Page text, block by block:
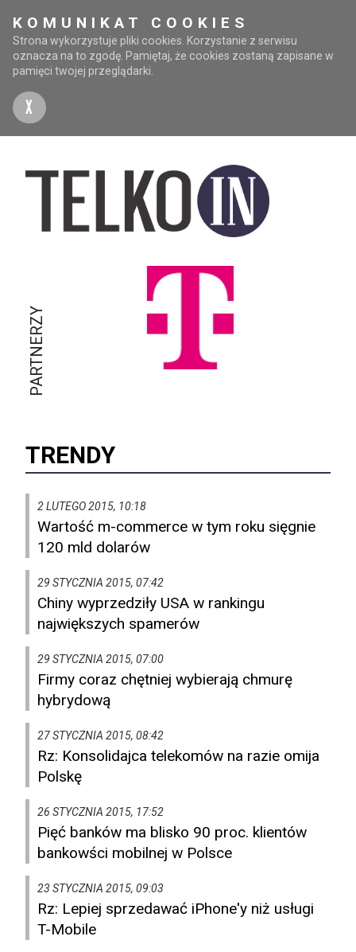
KOMUNIKAT COOKIES
Strona wykorzystuje pliki cookies. Korzystanie z serwisu
oznacza na to zgodę. Pamiętaj, że cookies zostaną zapisane w
pamięci twojej przeglądarki.
X
PARTNERZY
TRENDY
2 LUTEGO 2015, 10:18
Wartość m-commerce w tym roku sięgnie
120 mld dolarów
29 STYCZNIA 2015, 07:42
Chiny wyprzedziły USA w rankingu
największych spamerów
29 STYCZNIA 2015, 07:00
Firmy coraz chętniej wybierają chmurę
hybrydową
27 STYCZNIA 2015, 08:42
Rz: Konsolidajca telekomów na razie omija
Polskę
26 STYCZNIA 2015, 17:52
Pięć banków ma blisko 90 proc. klientów
bankowści mobilnej w Polsce
23 STYCZNIA 2015, 09:03
Rz: Lepiej sprzedawać iPhone'y niż usługi
T-Mobile